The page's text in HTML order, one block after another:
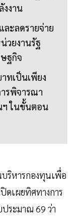
งงาน
ละลดรายจ่าย
วยงานรัฐ
ฐกิจ
ทเป็นเพียง
รพิจารณา
ฯ ในขั้นตอน
ริหารกองทุนเพื่อ
ดเผยทิศทางการ
ระมาณ 69 ว่า